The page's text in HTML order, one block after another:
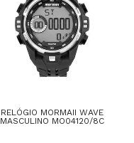
RELÓGIO MORMAII WAVE
MASCULINO MO04120/8C